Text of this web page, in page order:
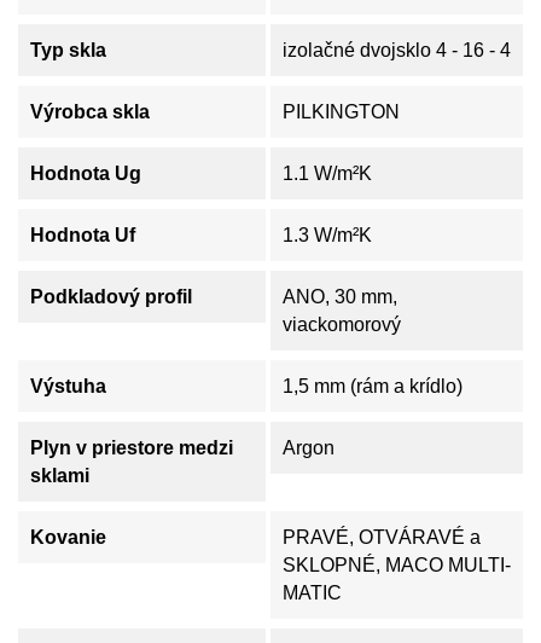
Typ skla izolačné dvojsklo 4 - 16 - 4
Výrobca skla PILKINGTON
Hodnota Ug 1.1 W/m²K
Hodnota Uf 1.3 W/m²K
Podkladový profil
ANO, 30 mm,
viackomorový
Výstuha 1,5 mm (rám a krídlo)
Plyn v priestore medzi
sklami
Argon
Kovanie
PRAVÉ, OTVÁRAVÉ a
SKLOPNÉ, MACO MULTI-
MATIC